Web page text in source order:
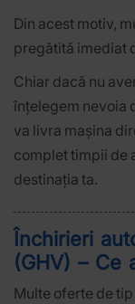
Din acest motiv,
pregătită imediat
Chiar dacă nu
înțelegem nevoia
va livra mașina
complet timpii de
destinația ta.
Închirieri
(GHV) – Ce
Multe oferte de tip